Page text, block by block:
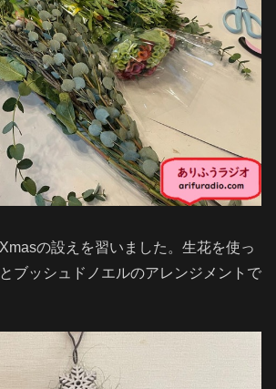
の設えを習いました。生花を使っ
ブッシュドノエルのアレンジメントで